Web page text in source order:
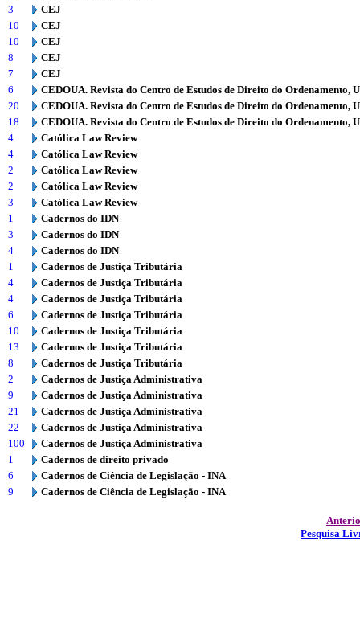
3
CEJ
10
CEJ
10
CEJ
8
CEJ
7
CEJ
6
CEDOUA. Revista do Centro de Estudos de Direito do Ordenamento,
20
CEDOUA. Revista do Centro de Estudos de Direito do Ordenamento,
18
CEDOUA. Revista do Centro de Estudos de Direito do Ordenamento,
4
Católica Law Review
4
Católica Law Review
2
Católica Law Review
2
Católica Law Review
3
Católica Law Review
1
Cadernos do IDN
3
Cadernos do IDN
4
Cadernos do IDN
1
Cadernos de Justiça Tributária
4
Cadernos de Justiça Tributária
4
Cadernos de Justiça Tributária
6
Cadernos de Justiça Tributária
10
Cadernos de Justiça Tributária
13
Cadernos de Justiça Tributária
8
Cadernos de Justiça Tributária
2
Cadernos de Justiça Administrativa
9
Cadernos de Justiça Administrativa
21
Cadernos de Justiça Administrativa
22
Cadernos de Justiça Administrativa
100
Cadernos de Justiça Administrativa
1
Cadernos de direito privado
6
Cadernos de Ciência de Legislação - INA
9
Cadernos de Ciência de Legislação - INA
Pesquisa